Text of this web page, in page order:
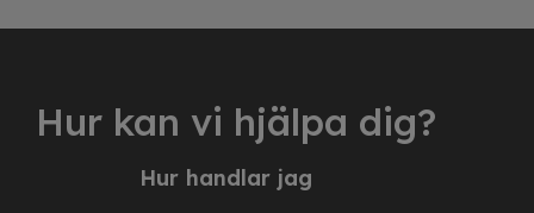
Hur kan vi hjälpa dig?
Hur handlar jag